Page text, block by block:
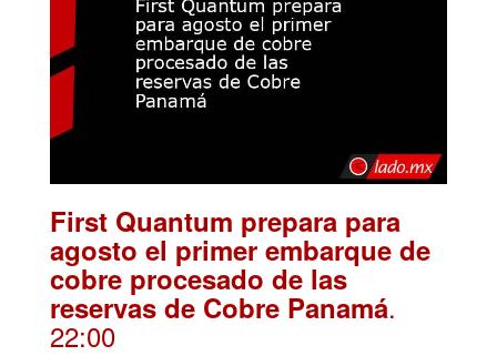
First Quantum prepara para
agosto el primer embarque de
cobre procesado de las
reservas de Cobre Panamá.
22:00